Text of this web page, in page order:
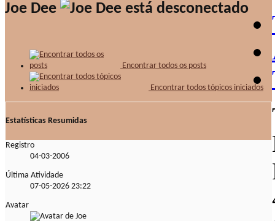
Joe Dee
Encontrar todos os posts
Encontrar todos tópicos iniciados
Estatísticas Resumidas
Registro
04-03-2006
Última Atividade
07-05-2026 23:22
Avatar